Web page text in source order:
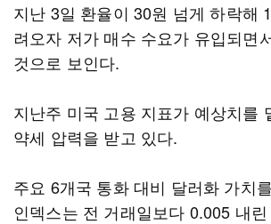
지난 3일 환율이 30원 넘게 하락해
려오자 저가 매수 수요가 유입되면
것으로 보인다.
지난주 미국 고용 지표가 예상치를
약세 압력을 받고 있다.
주요 6개국 통화 대비 달러화 가치
인덱스는 전 거래일보다 0.005 내